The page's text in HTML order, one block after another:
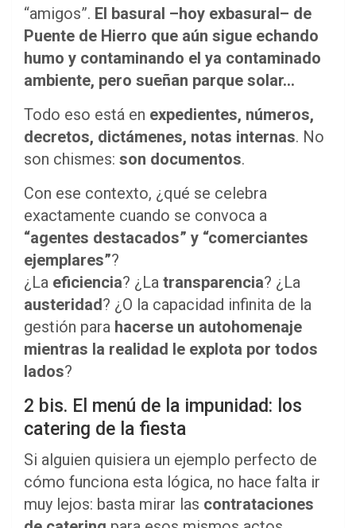
“amigos”. El basural –hoy exbasural– de
Puente de Hierro que aún sigue echando
humo y contaminando el ya contaminado
ambiente, pero sueñan parque solar…
Todo eso está en expedientes, números,
decretos, dictámenes, notas internas. No
son chismes: son documentos.
Con ese contexto, ¿qué se celebra
exactamente cuando se convoca a
“agentes destacados” y “comerciantes
ejemplares”?
¿La eficiencia? ¿La transparencia? ¿La
austeridad? ¿O la capacidad infinita de la
gestión para hacerse un autohomenaje
mientras la realidad le explota por todos
lados?
2 bis. El menú de la impunidad: los
catering de la fiesta
Si alguien quisiera un ejemplo perfecto de
cómo funciona esta lógica, no hace falta ir
muy lejos: basta mirar las contrataciones